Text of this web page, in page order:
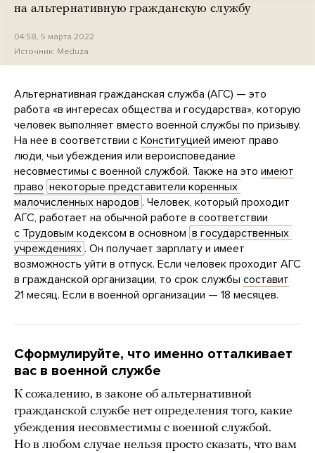
на альтернативную гражданскую службу
04:58, 5 марта 2022
Источник: Meduza
Альтернативная гражданская служба (АГС) — это
работа «в интересах общества и государства», которую
человек выполняет вместо военной службы по призыву.
На нее в соответствии с Конституцией имеют право
люди, чьи убеждения или вероисповедание
несовместимы с военной службой. Также на это имеют
право некоторые представители коренных
малочисленных народов . Человек, который проходит
АГС, работает на обычной работе в соответствии
с Трудовым кодексом в основном в государственных
учреждениях . Он получает зарплату и имеет
возможность уйти в отпуск. Если человек проходит АГС
в гражданской организации, то срок службы составит
21 месяц. Если в военной организации — 18 месяцев.
Сформулируйте, что именно отталкивает
вас в военной службе
К сожалению, в законе об альтернативной
гражданской службе нет определения того, какие
убеждения несовместимы с военной службой.
Но в любом случае нельзя просто сказать, что вам